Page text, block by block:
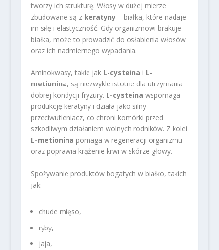
tworzy ich strukturę. Włosy w dużej mierze
zbudowane są z keratyny– białka, które nadaje
im siłę i elastyczność. Gdy organizmowi brakuje
białka, może to prowadzić do osłabienia włosów
oraz ich nadmiernego wypadania.
Aminokwasy, takie jak L-cysteina i L-
metionina, są niezwykle istotne dla utrzymania
dobrej kondycji fryzury. L-cysteina wspomaga
produkcję keratyny i działa jako silny
przeciwutleniacz, co chroni komórki przed
szkodliwym działaniem wolnych rodników. Z kolei
L-metionina pomaga w regeneracji organizmu
oraz poprawia krążenie krwi w skórze głowy.
Spożywanie produktów bogatych w białko, takich
jak:
chude mięso,
ryby,
jaja,